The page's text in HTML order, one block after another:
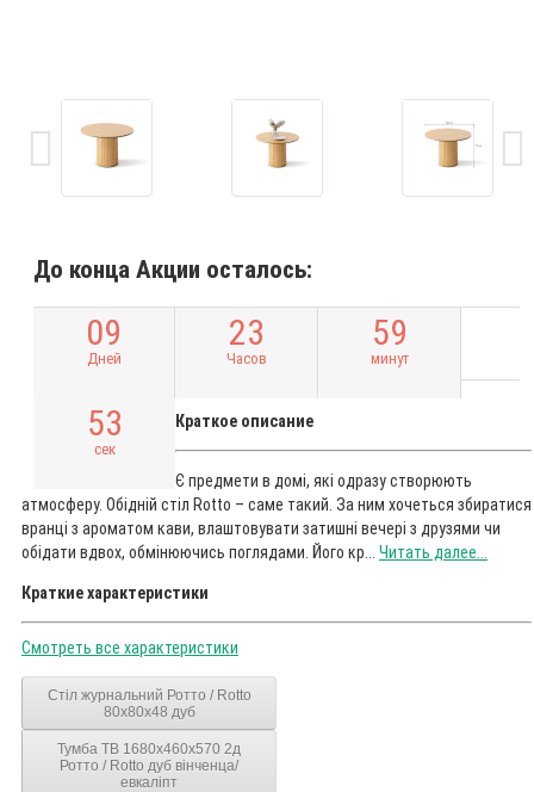
До конца Акции осталось:
09
Дней
23
Часов
59
минут
52
сек
Краткое описание
Є предмети в домі, які одразу створюють
атмосферу. Обідній стіл Rotto – саме такий. За ним хочеться збиратися
вранці з ароматом кави, влаштовувати затишні вечері з друзями чи
обідати вдвох, обмінюючись поглядами. Його кр... Читать далее...
Краткие характеристики
Смотреть все характеристики
Стіл журнальний Ротто / Rotto
80x80x48 дуб
Тумба ТВ 1680x460x570 2д
Ротто / Rotto дуб вінченца/
евкаліпт